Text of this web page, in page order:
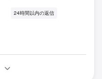
24時間以内の返信